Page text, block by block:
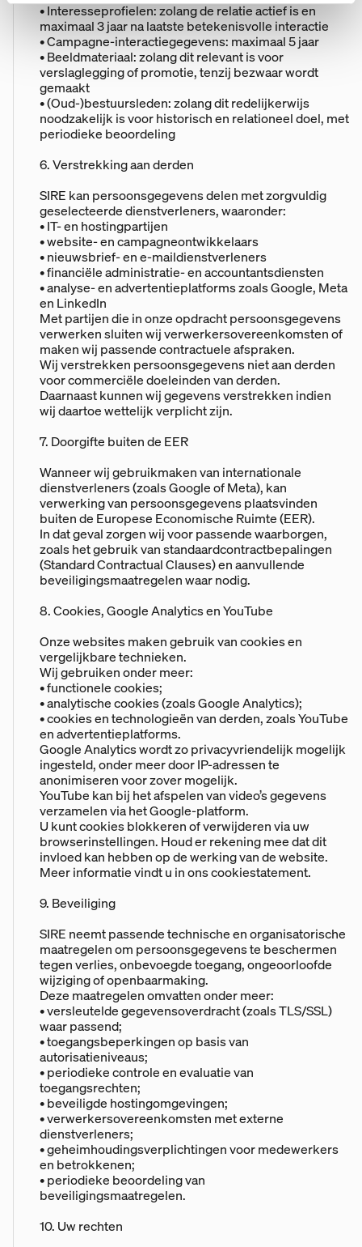
• Interesseprofielen: zolang de relatie actief is en
maximaal 3 jaar na laatste betekenisvolle interactie
• Campagne-interactiegegevens: maximaal 5 jaar
• Beeldmateriaal: zolang dit relevant is voor
verslaglegging of promotie, tenzij bezwaar wordt
gemaakt
• (Oud-)bestuursleden: zolang dit redelijkerwijs
noodzakelijk is voor historisch en relationeel doel, met
periodieke beoordeling
6. Verstrekking aan derden
SIRE kan persoonsgegevens delen met zorgvuldig
geselecteerde dienstverleners, waaronder:
• IT- en hostingpartijen
• website- en campagneontwikkelaars
• nieuwsbrief- en e-maildienstverleners
• financiële administratie- en accountantsdiensten
• analyse- en advertentieplatforms zoals Google, Meta
en LinkedIn
Met partijen die in onze opdracht persoonsgegevens
verwerken sluiten wij verwerkersovereenkomsten of
maken wij passende contractuele afspraken.
Wij verstrekken persoonsgegevens niet aan derden
voor commerciële doeleinden van derden.
Daarnaast kunnen wij gegevens verstrekken indien
wij daartoe wettelijk verplicht zijn.
7. Doorgifte buiten de EER
Wanneer wij gebruikmaken van internationale
dienstverleners (zoals Google of Meta), kan
verwerking van persoonsgegevens plaatsvinden
buiten de Europese Economische Ruimte (EER).
In dat geval zorgen wij voor passende waarborgen,
zoals het gebruik van standaardcontractbepalingen
(Standard Contractual Clauses) en aanvullende
beveiligingsmaatregelen waar nodig.
8. Cookies, Google Analytics en YouTube
Onze websites maken gebruik van cookies en
vergelijkbare technieken.
Wij gebruiken onder meer:
• functionele cookies;
• analytische cookies (zoals Google Analytics);
• cookies en technologieën van derden, zoals YouTube
en advertentieplatforms.
Google Analytics wordt zo privacyvriendelijk mogelijk
ingesteld, onder meer door IP-adressen te
anonimiseren voor zover mogelijk.
YouTube kan bij het afspelen van video’s gegevens
verzamelen via het Google-platform.
U kunt cookies blokkeren of verwijderen via uw
browserinstellingen. Houd er rekening mee dat dit
invloed kan hebben op de werking van de website.
Meer informatie vindt u in ons cookiestatement.
9. Beveiliging
SIRE neemt passende technische en organisatorische
maatregelen om persoonsgegevens te beschermen
tegen verlies, onbevoegde toegang, ongeoorloofde
wijziging of openbaarmaking.
Deze maatregelen omvatten onder meer:
• versleutelde gegevensoverdracht (zoals TLS/SSL)
waar passend;
• toegangsbeperkingen op basis van
autorisatieniveaus;
• periodieke controle en evaluatie van
toegangsrechten;
• beveiligde hostingomgevingen;
• verwerkersovereenkomsten met externe
dienstverleners;
• geheimhoudingsverplichtingen voor medewerkers
en betrokkenen;
• periodieke beoordeling van
beveiligingsmaatregelen.
10. Uw rechten